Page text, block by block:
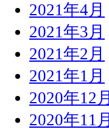
2021年4月
2021年3月
2021年2月
2021年1月
2020年12月
2020年11月